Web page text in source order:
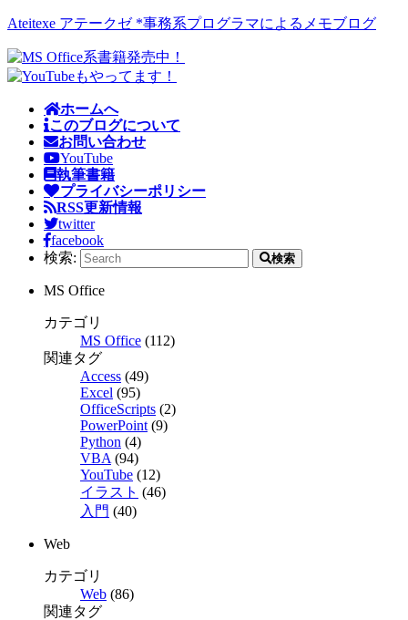
Ateitexe アテークゼ *事務系プログラマによるメモブログ
ホームへ
このブログについて
お問い合わせ
YouTube
執筆書籍
プライバシーポリシー
RSS更新情報
twitter
facebook
検索: 検索
MS Office
カテゴリ
MS Office (112)
関連タグ
Access (49)
Excel (95)
OfficeScripts (2)
PowerPoint (9)
Python (4)
VBA (94)
YouTube (12)
イラスト (46)
入門 (40)
Web
カテゴリ
Web (86)
関連タグ